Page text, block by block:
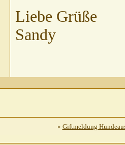
Liebe Grüße
Sandy
« Giftmeldung